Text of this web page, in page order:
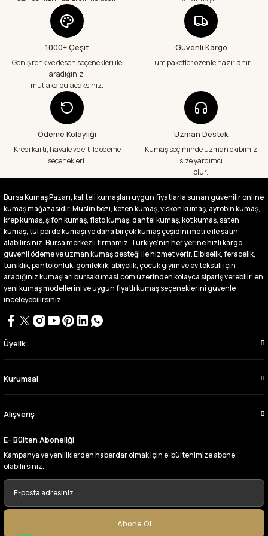
geçenlere teşekkür ediyorum
Abdurrahman Samsur | 24/07/2026
Aradığım kumaşçı artık hep buradan alış
veriş yapacağım in şa Allah çünkü 4 farklı
kumaş aldım hem ölçü olarak hem
görüntü,doku olarak çok memnun kaldım
emeği geçenlere teşekkür ediyorum
A... S... | 24/07/2026
Fiyatlar uygun ve çok fazla seçenek var
büyük kolaylık emeği geçenlere teşekkür
Buradan ikinci alışverişim ikisinden de çok
memnun kaldım teşekkürler.
Büşra Singeç | 02/07/2026
Bursa kumaş pazarından defalarca kumaş
aldım videoda anlatılıp gosterildigi gibi
çıktı. bu zamana kadar sorun yaşamadım
uygun fiyatlarından ve kalitesinden dolayı
tercih ettiğim kumaşçi
D... Ç... | 27/06/2026
Çok memnun kaldım,teşekkürler
1000+ Çeşit
Geniş renk ve desen seçenekleri ile
aradığınızı
mutlaka bulacaksınız.
Güvenli Kargo
Tüm paketler özenle hazırlanır.
Ödeme Kolaylığı
Kredi kartı, havale ve eft ile ödeme
seçenekleri.
Uzman Destek
Kumaş seçiminde uzman ekibimiz
size yardımcı
olur.
Bursa Kumaş Pazarı, kaliteli kumaşları uygun fiyatlarla sunan güvenilir online
kumaş mağazasıdır. Müslin bezi, keten kumaş, viskon kumaş, ayrobin kumaş,
krep kumaş, şifon kumaş, fisto kumaş, dantel kumaş, kot kumaş, saten
kumaş, tül perde kumaşı ve daha birçok kumaş çeşidini metre ile satın
alabilirsiniz. Bursa merkezli firmamız, Türkiye’nin her yerine hızlı kargo,
güvenli ödeme ve uzman kumaş desteği ile hizmet verir. Elbiselik, feracelik,
tuniklik, pantolonluk, gömleklik, abiyelik, çocuk giyim ve ev tekstili için
aradığınız kumaşları bursakumasi.com üzerinden kolayca sipariş verebilir, en
yeni kumaş modellerini ve uygun fiyatlı kumaş seçeneklerini güvenle
inceleyebilirsiniz.
Üyelik
Kurumsal
Alışveriş
E- Bülten Aboneliği
Kampanya ve yeniliklerden haberdar olmak için e-bültenimize abone
olabilirsiniz.
Abone Ol